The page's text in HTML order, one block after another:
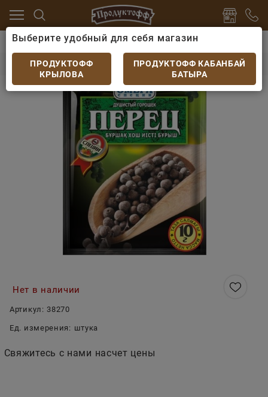
Специи, приправы, дрожжи
Перец Омега
Перец Омега Горошек душистый 10гр
Нет в наличии
Артикул: 38270
Ед. измерения: штука
Свяжитесь с нами насчет цены
Выберите удобный для себя магазин
ПРОДУКТОФФ
КРЫЛОВА
ПРОДУКТОФФ КАБАНБАЙ
БАТЫРА